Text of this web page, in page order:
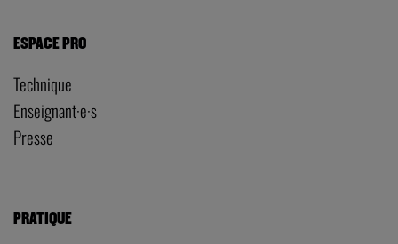
ESPACE PRO
Technique
Enseignant·e·s
Presse
PRATIQUE